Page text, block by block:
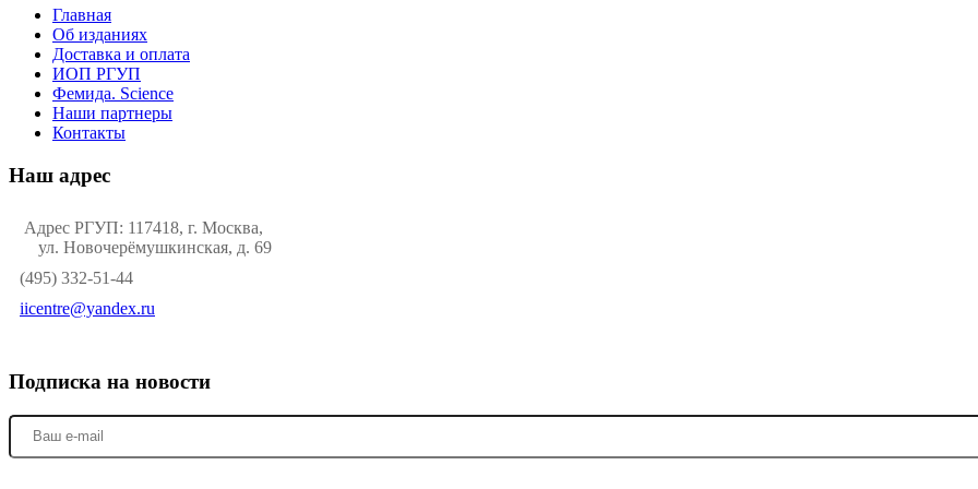
Главная
Об изданиях
Доставка и оплата
ИОП РГУП
Фемида. Science
Наши партнеры
Контакты
Наш адрес
Адрес РГУП: 117418, г. Москва,
ул. Новочерёмушкинская, д. 69
(495) 332-51-44
iicentre@yandex.ru
Подписка на новости